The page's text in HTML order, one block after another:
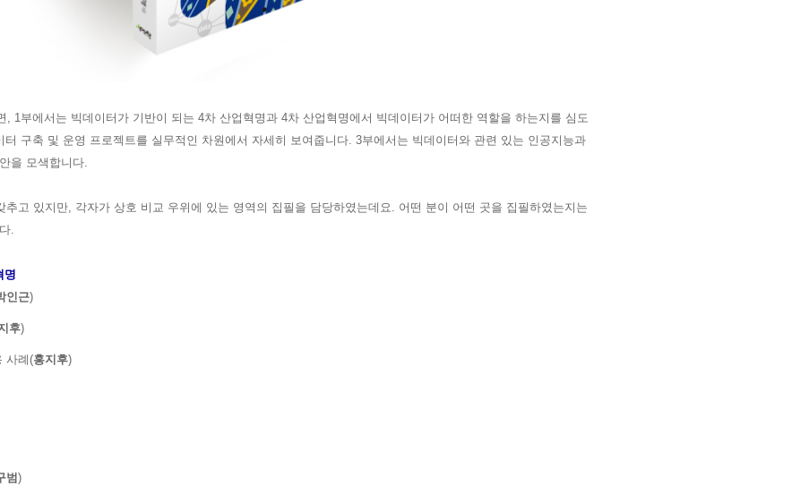
, 1부에서는 빅데이터가 기반이 되는 4차 산업혁명과 4차 산업혁명에서 빅데이터가 어떠한 역할을 하는지를 심도
구축 및 운영 프로젝트를 실무적인 차원에서 자세히 보여줍니다. 3부에서는 빅데이터와 관련 있는 인공지능과
을 모색합니다.
추고 있지만, 각자가 상호 비교 우위에 있는 영역의 집필을 담당하였는데요. 어떤 분이 어떤 곳을 집필하였는지는
.
명
인근)
후)
사례(홍지후)
범 )